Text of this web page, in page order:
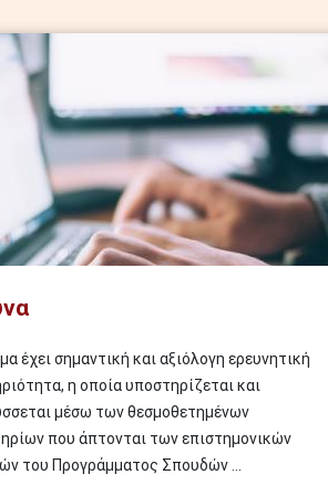
έχει σημαντική και αξιόλογη ερευνητική
η οποία υποστηρίζεται και
μέσω των θεσμοθετημένων
που άπτονται των επιστημονικών
του Προγράμματος Σπουδών ...